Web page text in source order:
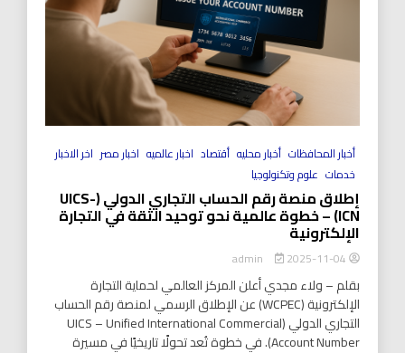
أخبار المحافظات أخبار محليه أقتصاد اخبار عالميه اخبار مصر اخر الاخبار
خدمات علوم وتكنولوجيا
إطلاق منصة رقم الحساب التجاري الدولي (UICS-
ICN) – خطوة عالمية نحو توحيد الثقة في التجارة
الإلكترونية
2025-11-04
بقلم – ولاء مجدي أعلن المركز العالمي لحماية التجارة
الإلكترونية (WCPEC) عن الإطلاق الرسمي لمنصة رقم الحساب
التجاري الدولي (UICS – Unified International Commercial
Account Number). في خطوة تُعد تحولًا تاريخيًا في مسيرة